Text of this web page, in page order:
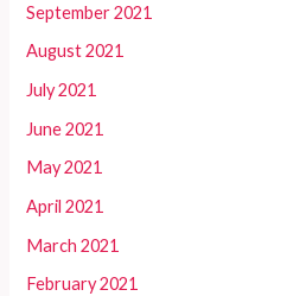
September 2021
August 2021
July 2021
June 2021
May 2021
April 2021
March 2021
February 2021